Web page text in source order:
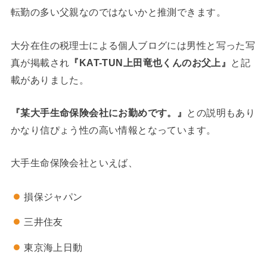
転勤の多い父親なのではないかと推測できます。
大分在住の税理士による個人ブログには男性と写った写
真が掲載され
『KAT-TUN上田竜也くんのお父上』
と記
載がありました。
『某大手生命保険会社にお勤めです。』 との説明もあり
かなり信ぴょう性の高い情報となっています。
大手生命保険会社といえば、
損保ジャパン
三井住友
東京海上日動